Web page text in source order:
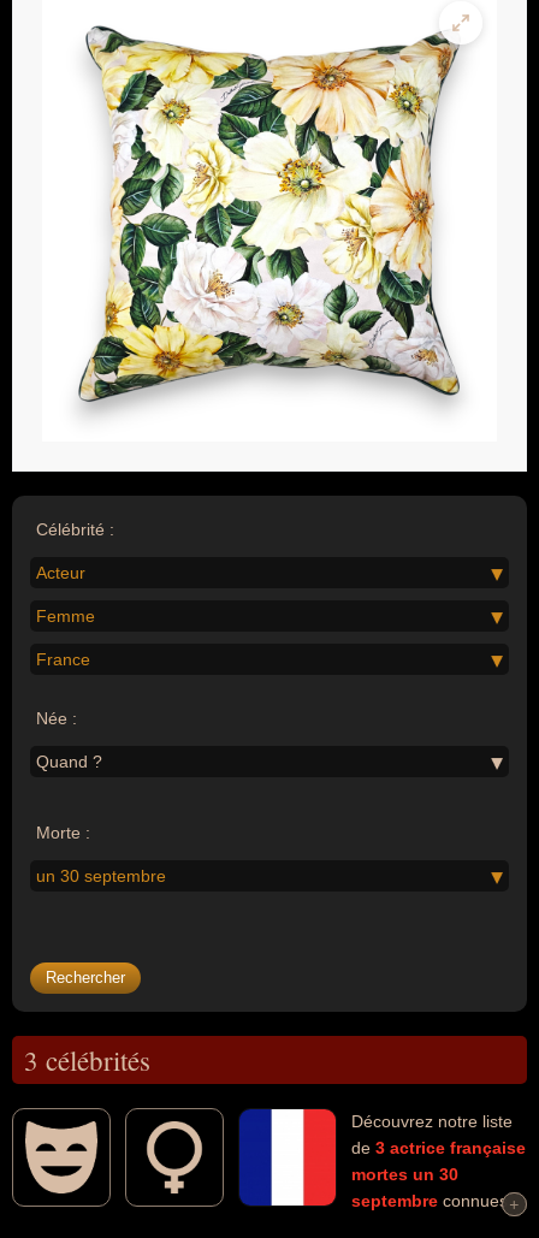
Célébrité :
Acteur
Femme
France
Née :
Quand ?
Morte :
un 30 septembre
3 célébrités
Découvrez notre liste
de 3 actrice française
mortes un 30
septembre connues+
+